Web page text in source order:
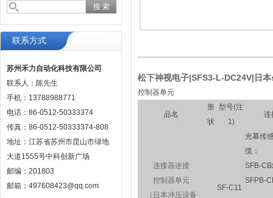
联系方式
苏州禾力自动化科技有限公司
联系人：陈先生
手机：13788988771
电话：86-0512-50333374
传真：86-0512-50333374-808
地址：江苏省苏州市昆山市绿地
大道1555号中科创新广场
邮编：201803
邮箱：497608423@qq.com
松下神视电子|SFS3-L-DC24V|日
控制器单元
品名
形
状
型号(注
1)
连
连接器连接
控制器单元
（日本冲压设备
SF-C11
光幕传
缆：
SFB-
SFPB-